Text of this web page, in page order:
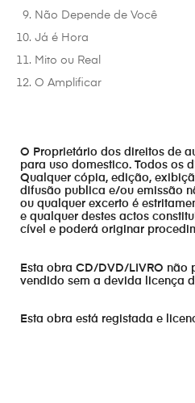
Não Depende de Você
Já é Hora
Mito ou Real
O Amplificar
O Proprietário dos direitos de
para uso domestico. Todos os
Qualquer cópia, edição,
difusão publica e/ou emissão
ou qualquer excerto é
e qualquer destes actos
cível e poderá originar
Esta obra CD/DVD/LIVRO não
vendido sem a devida licença
Esta obra está registada e